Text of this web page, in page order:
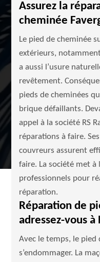
Assurez la
cheminée
Le pied de cheminée
extérieurs,
a aussi l’usure
revêtement.
pieds de cheminées
brique défaillants.
appel à la société RS
réparations à faire.
couvreurs assurent
faire. La société met
professionnels pour
réparation.
Réparation de
adressez-vous à
Avec le temps, le pied
s’endommager. La